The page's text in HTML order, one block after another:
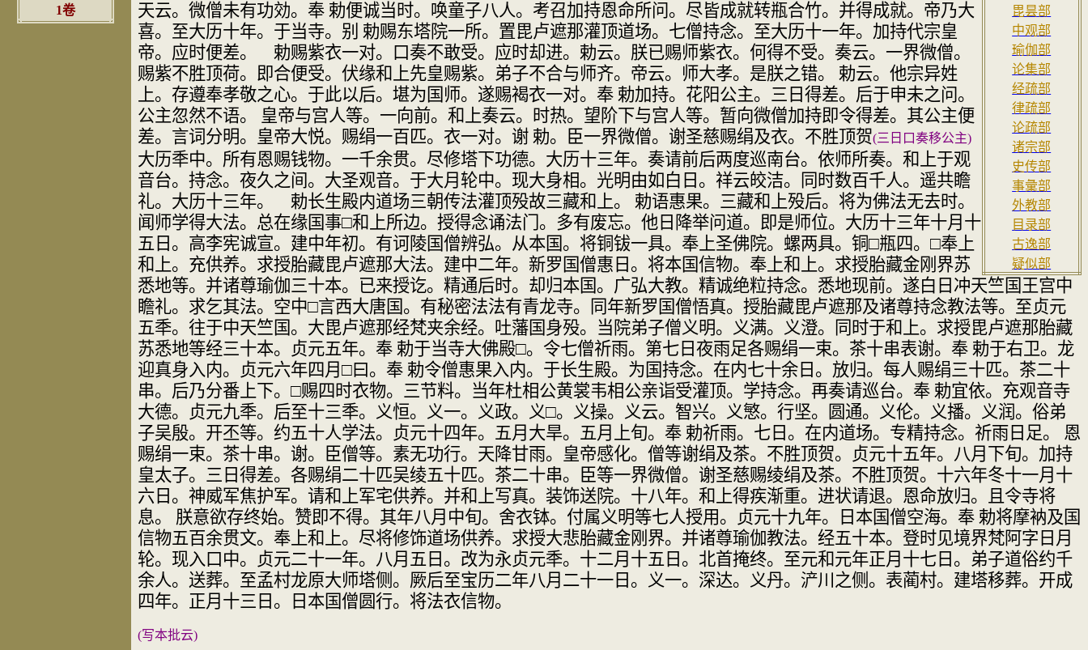
1卷
毘昙部
中观部
瑜伽部
论集部
经疏部
律疏部
论疏部
诸宗部
史传部
事彙部
外教部
目录部
古逸部
疑似部
天云。微僧未有功効。奉 勅便诚当时。唤童子八人。考召加持恩命所问。尽皆成就转瓶合竹。并得成就。 帝乃大
喜。至大历十年。于当寺。别 勅赐东塔院一所。置毘卢遮那灌顶道场。七僧持念。至大历十一年。加持代宗皇
帝。应时便差。
勅赐紫衣一对。口奏不敢受。应时却进。勅云。朕已赐师紫衣。何得不受。奏云。一界微僧。
赐紫不胜顶荷。即合便受。伏缘和上先皇赐紫。弟子不合与师齐。帝云。师大孝。是朕之错。 勅云。他宗异姓
上。存遵奉孝敬之心。于此以后。堪为国师。遂赐褐衣一对。奉 勅加持。花阳公主。三日得差。后于申未之问。
公主忽然不语。 皇帝与宫人等。一向前。和上奏云。时热。望阶下与宫人等。暂向微僧加持即令得差。其公主便
差。言词分明。皇帝大悦。赐绢一百匹。衣一对。谢 勅。臣一界微僧。谢圣慈赐绢及衣。不胜顶贺(三日口奏移公主)
大历秊中。 所有恩赐钱物。一千余贯。尽修塔下功德。大历十三年。奏请前后两度巡南台。依师所奏。 和上于观
音台。持念。夜久之间。大圣观音。于大月轮中。现大身相。光明由如白日。祥云皎洁。同时数百千人。遥共瞻
礼。大历十三年。
勅长生殿内道场三朝传法灌顶殁故三藏和 上。 勅语惠果。三藏和上殁后。将为佛法无去时。
闻师学得大法。总在缘国事□和上所边。授得念诵法门。多有废忘。他日降举问道。 即是师位。大历十三年十月十
五日。高李宪诚宣。建中年初。有诃陵国僧辨弘。从本国。将铜钹一具。奉上圣佛院。螺两具。铜□瓶四。 □奉上
和上。充供养。求授胎藏毘卢遮那大法。 建中二年。新罗国僧惠日。将本国信物。奉上和上。求授胎藏金刚界苏
悉地等。并诸尊瑜伽三十本。已来授讫。精通后时。却归本国。广弘大教。精诚绝粒持念。悉地现前。遂白日冲天竺国王宫中
瞻礼。求乞其法。空中□言西大唐国。有秘密法法有青龙寺。同年新罗国僧悟真。授胎藏毘卢遮那及诸尊持念教法等。至贞元
五秊。往于中天竺国。大毘卢遮那经梵夹余经。吐藩国身殁。当院弟子僧义明。
义满。义澄。同时于和上。求授毘卢遮那胎藏
苏悉地等经三十本。贞元五年。奉 勅于当寺大佛殿□。令七僧祈雨。第七日夜雨足各赐绢一束。茶十串表谢。奉 勅于右卫。龙
迎真身入内。贞元六年四月 □曰。奉 勅令僧惠果入内。于长生殿。为国持念。在内七十余日。放归。每人赐绢三十匹。茶二十
串。后乃分番上下。 □赐四时衣物。三节料。当年杜相公黄裳韦相公亲诣受灌顶。学持念。再奏请巡台。奉 勅宜依。充观音寺
大德。贞元九秊。后至十三秊。义恒。义一。义政。义□。义操。义云。 智兴。义慜。行坚。圆通。义伦。义播。义润。俗弟
子吴殷。开丕等。约五十人学法。贞元十四年。 五月大旱。五月上旬。奉 勅祈雨。七日。在内道场。专精持念。祈雨日足。 恩
赐绢一束。茶十串。谢。臣僧等。素无功行。天降甘雨。皇帝感化。僧等谢绢及茶。不胜顶贺。贞元十五年。 八月下旬。加持
皇太子。三日得差。各赐绢二十匹吴绫五十匹。茶二十串。臣等一界微僧。 谢圣慈赐绫绢及茶。不胜顶贺。十六年冬十一月十
六日。神威军焦护军。请和上军宅供养。并和上写真。装饰送院。十八年。和上得疾渐重。进状请退。恩命放归。且令寺将
息。 朕意欲存终始。赞即不得。其年八月中旬。舍衣钵。付属义明等七人授用。贞元十九年。日本国僧空海。奉 勅将摩衲及国
信物五百余贯文。奉上和上。尽将修饰道场供养。求授大悲胎藏金刚界。并诸尊瑜伽教法。经五十本。 登时见境界梵阿字日月
轮。现入口中。贞元二十一年。八月五日。改为永贞元秊。十二月 十五日。北首掩终。至元和元年正月十七日。
弟子道俗约千
余人。送葬。至孟村龙原大师塔侧。厥后至宝历二年八月二十一日。义一。 深达。义丹。浐川之侧。表蔺村。建塔移葬。开成
四年。正月十三日。日本国僧圆行。将法衣信物。
(写本批云)